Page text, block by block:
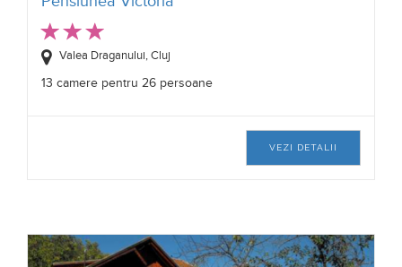
Valea Draganului, Cluj
13 camere pentru 26 persoane
VEZI DETALII